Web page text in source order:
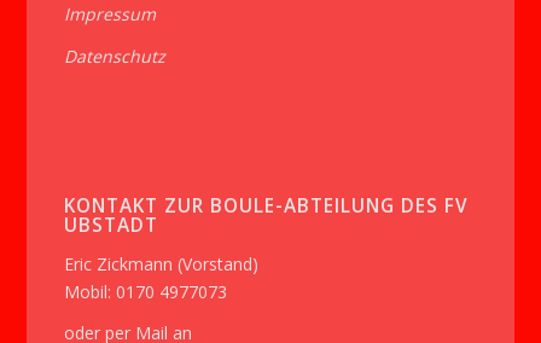
Impressum
Datenschutz
KONTAKT ZUR BOULE-ABTEILUNG DES FV
UBSTADT
Eric Zickmann (Vorstand)
Mobil: 0170 4977073
oder per Mail an